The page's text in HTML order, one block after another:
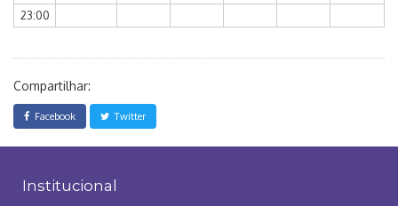
23:00
Compartilhar:
Facebook Twitter
Institucional